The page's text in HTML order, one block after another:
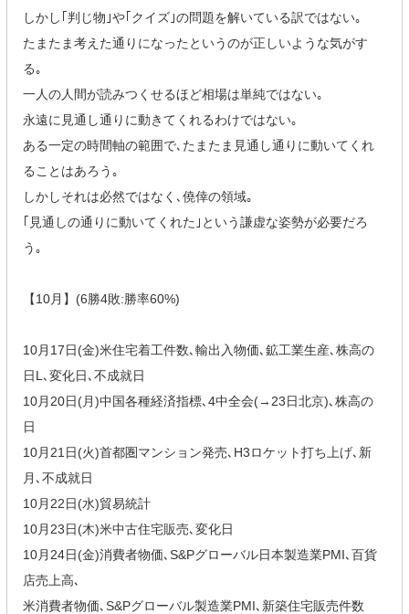
しかし｢判じ物｣や｢クイズ｣の問題を解いている訳ではない｡
たまたま考えた通りになったというのが正しいような気がす
る｡
一人の人間が読みつくせるほど相場は単純ではない｡
永遠に見通し通りに動きてくれるわけではない｡
ある一定の時間軸の範囲で､たまたま見通し通りに動いてくれ
ることはあろう｡
しかしそれは必然ではなく､僥倖の領域｡
｢見通しの通りに動いてくれた｣という謙虚な姿勢が必要だろ
う｡
【10月】(6勝4敗:勝率60%)
10月17日(金)米住宅着工件数､輸出入物価､鉱工業生産､株高の
日L､変化日､不成就日
10月20日(月)中国各種経済指標､4中全会(→23日北京)､株高の
日
10月21日(火)首都圏マンション発売､H3ロケット打ち上げ､新
月､不成就日
10月22日(水)貿易統計
10月23日(木)米中古住宅販売､変化日
10月24日(金)消費者物価､S&Pグローバル日本製造業PMI､百貨
店売上高､
米消費者物価､S&Pグローバル製造業PMI､新築住宅販売件数